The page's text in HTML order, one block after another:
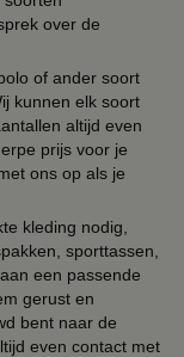
over de
of ander soort
kunnen elk soort
altijd even
prijs voor je
ons op als je
kleding nodig,
sporttassen,
een passende
gerust en
bent naar de
even contact met